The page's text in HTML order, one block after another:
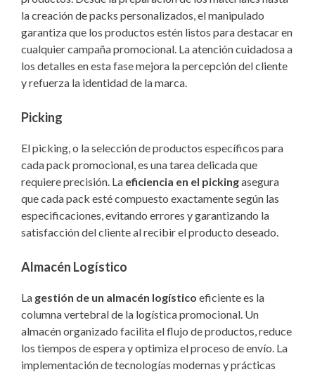
la creación de packs personalizados, el manipulado
garantiza que los productos estén listos para destacar en
cualquier campaña promocional. La atención cuidadosa a
los detalles en esta fase mejora la percepción del cliente
y refuerza la identidad de la marca.
Picking
El picking, o la selección de productos específicos para
cada pack promocional, es una tarea delicada que
requiere precisión. La eficiencia en el pickingasegura
que cada pack esté compuesto exactamente según las
especificaciones, evitando errores y garantizando la
satisfacción del cliente al recibir el producto deseado.
Almacén Logístico
La gestión de un almacén logístico eficiente es la
columna vertebral de la logística promocional. Un
almacén organizado facilita el flujo de productos, reduce
los tiempos de espera y optimiza el proceso de envío. La
implementación de tecnologías modernas y prácticas